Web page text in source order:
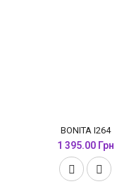
BONITA I264
1 395.00 Грн